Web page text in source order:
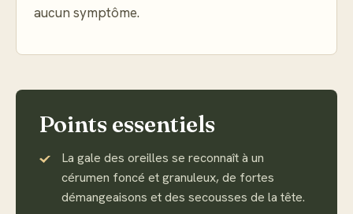
aucun symptôme.
Points essentiels
La gale des oreilles se reconnaît à un
cérumen foncé et granuleux, de fortes
démangeaisons et des secousses de la tête.